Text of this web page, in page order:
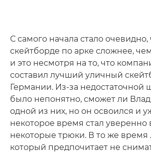
С самого начала стало очевидно,
скейтборде по арке сложнее,
и это несмотря на то, что
составил лучший уличный
Германии. Из-за недостаточной
было непонятно, сможет ли
одной из них, но он освоился и
некоторое время стал уверенно
некоторые трюки. В то же
который предпочитает не